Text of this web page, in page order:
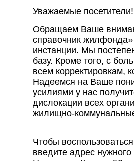
Уважаемые посетители!
Обращаем Ваше
справочник
инстанции. Мы
базу. Кроме того, с
всем корректировкам,
Надеемся на Ваше
усилиями у нас
дислокации всех
жилищно-
Чтобы
введите адрес